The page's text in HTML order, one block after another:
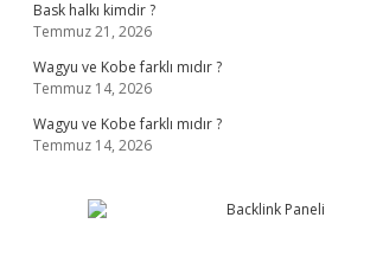
Bask halkı kimdir ?
Temmuz 21, 2026
Wagyu ve Kobe farklı mıdır ?
Temmuz 14, 2026
Wagyu ve Kobe farklı mıdır ?
Temmuz 14, 2026